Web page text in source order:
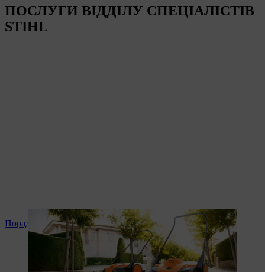
ПОСЛУГИ ВІДДІЛУ СПЕЦІАЛІСТІВ
STIHL
Поради та інструкція до продукту